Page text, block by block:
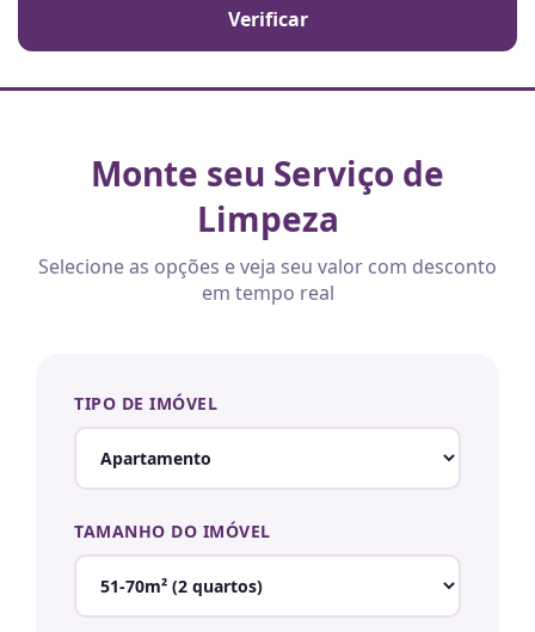
Verificar
Monte seu Serviço de
Limpeza
Selecione as opções e veja seu valor com desconto
em tempo real
TIPO DE IMÓVEL
TAMANHO DO IMÓVEL